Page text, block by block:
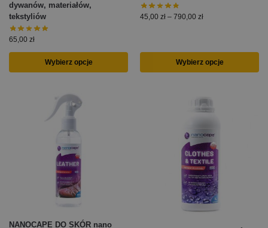
dywanów, materiałów,
tekstyliów
65,00 zł
Wybierz opcje
45,00 zł – 790,00 zł
Wybierz opcje
NANOCAPE DO SKÓR nano